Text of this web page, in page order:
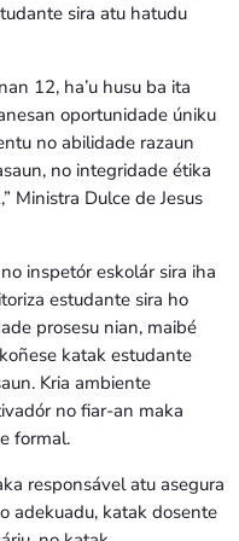
sira atu hatudu
12, ha’u husu ba ita
oportunidade úniku
no abilidade razaun
no integridade étika
Ministra Dulce de Jesus
inspetór eskolár sira iha
estudante sira ho
prosesu nian, maibé
katak estudante
Kria ambiente
no fiar-an maka
formal.
responsável atu asegura
adekuadu, katak dosente